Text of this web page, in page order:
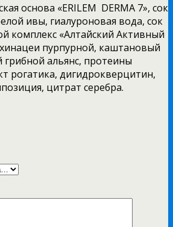
основа «ERILEM DERMA 7», сок
ивы, гиалуроновая вода, сок
комплекс «Алтайский Активный
пурпурной, каштановый
альянс, протеины
рогатика, дигидрокверцитин,
цитрат серебра.